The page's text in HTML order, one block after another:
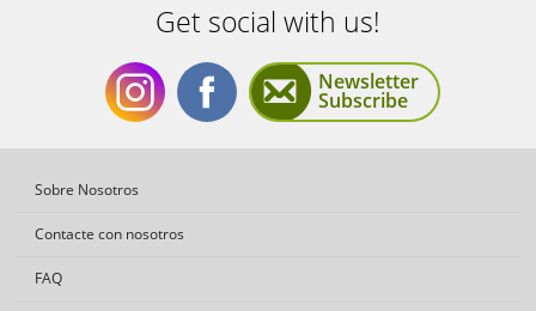
Get social with us!
GetGet
Newsletter
Subscribe
Sobre Nosotros
Contacte con nosotros
FAQ